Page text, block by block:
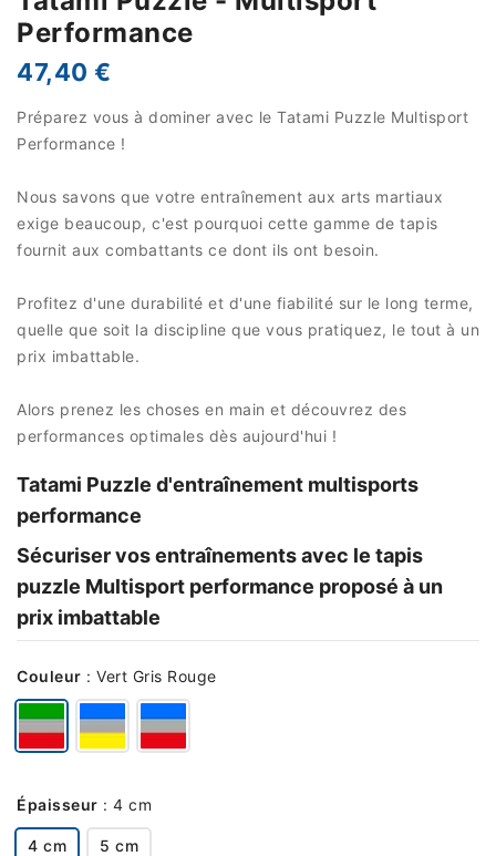
Performance
47,40 €
Préparez vous à dominer avec le Tatami Puzzle Multisport
Performance !
Nous savons que votre entraînement aux arts martiaux
exige beaucoup, c'est pourquoi cette gamme de tapis
fournit aux combattants ce dont ils ont besoin.
Profitez d'une durabilité et d'une fiabilité sur le long terme,
quelle que soit la discipline que vous pratiquez, le tout à un
prix imbattable.
Alors prenez les choses en main et découvrez des
performances optimales dès aujourd'hui !
Tatami Puzzle d'entraînement multisports
performance
Sécuriser vos entraînements avec le tapis
puzzle Multisport performance proposé à un
prix imbattable
Couleur : Vert Gris Rouge
Épaisseur : 4 cm
4 cm 5 cm